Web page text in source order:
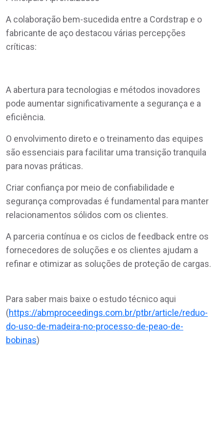
A colaboração bem-sucedida entre a Cordstrap e o
fabricante de aço destacou várias percepções
críticas:
A abertura para tecnologias e métodos inovadores
pode aumentar significativamente a segurança e a
eficiência.
O envolvimento direto e o treinamento das equipes
são essenciais para facilitar uma transição tranquila
para novas práticas.
Criar confiança por meio de confiabilidade e
segurança comprovadas é fundamental para manter
relacionamentos sólidos com os clientes.
A parceria contínua e os ciclos de feedback entre os
fornecedores de soluções e os clientes ajudam a
refinar e otimizar as soluções de proteção de cargas.
Para saber mais baixe o estudo técnico aqui
(https://abmproceedings.com.br/ptbr/article/reduo-
do-uso-de-madeira-no-processo-de-peao-de-
bobinas)